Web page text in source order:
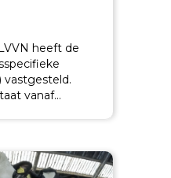
heeft de
vastgesteld.
vanaf…